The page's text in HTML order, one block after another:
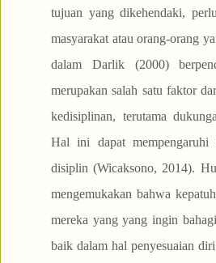
tujuan yang dikehendaki,
masyarakat atau orang-orang
dalam Darlik (2000)
merupakan salah satu faktor
kedisiplinan, terutama
Hal ini dapat mempengaruhi
disiplin (Wicaksono, 2014).
mengemukakan bahwa
mereka yang yang ingin
baik dalam hal penyesuaian